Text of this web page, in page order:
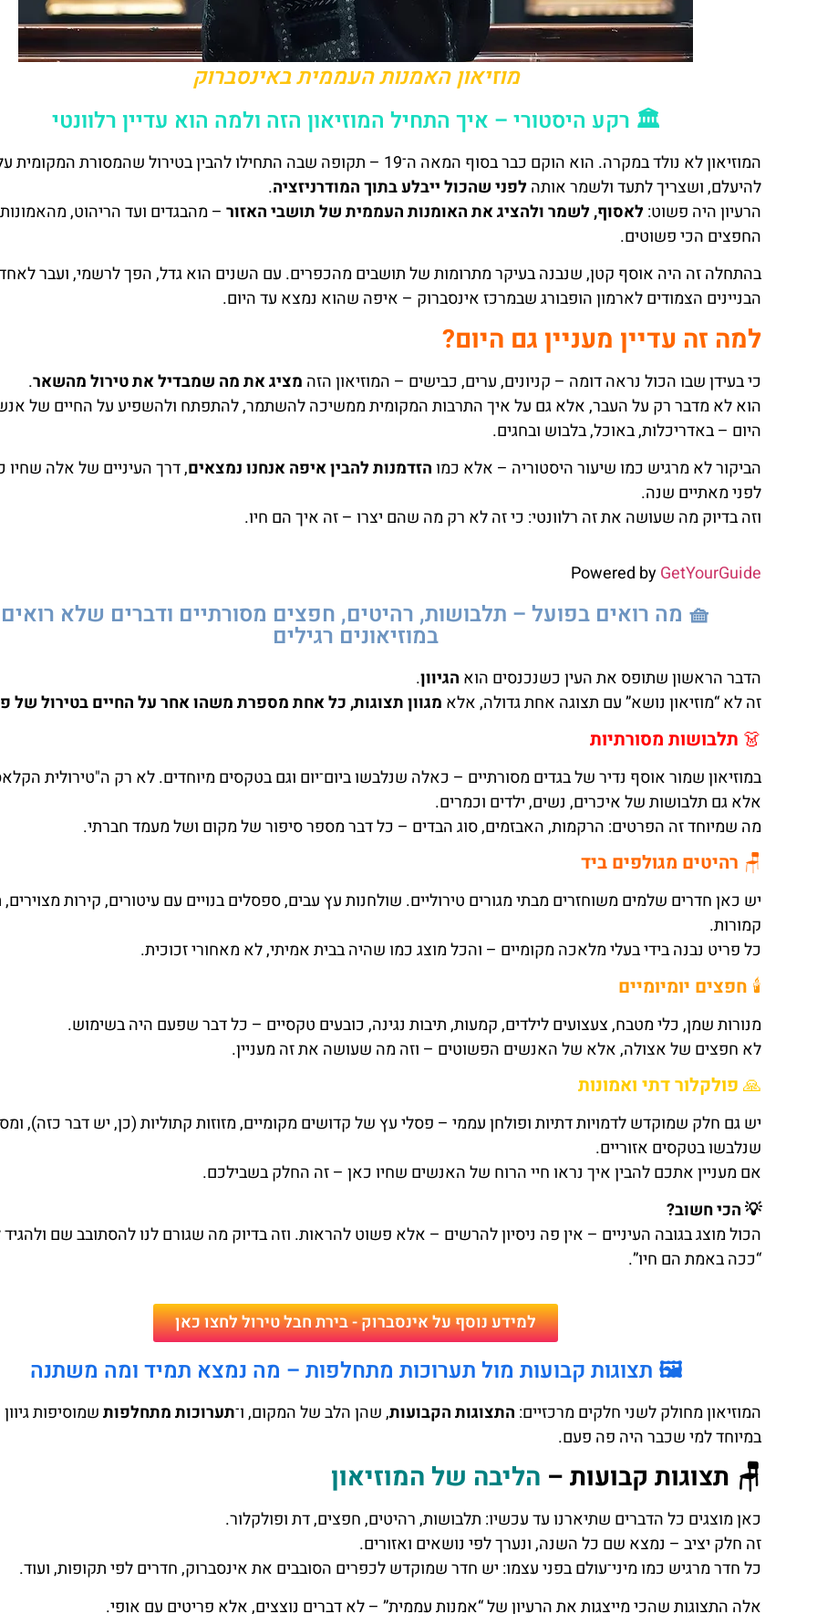
מוזיאון האמנות העממית באינסברוק
🏛️ רקע היסטורי – איך התחיל המוזיאון הזה ולמה הוא עדיין רלוונטי
המוזיאון לא נולד במקרה. הוא הוקם כבר בסוף המאה ה־19 – תקופה שבה התחילו להבין בטירול שהמסורת
להיעלם, ושצריך לתעד ולשמר אותהלפני שהכול ייבלע בתוך המודרניזציה.
הרעיון היה פשוט:לאסוף, לשמר ולהציג את האומנות העממית של תושבי האזור– מהבגדים ועד הריהוט,
החפצים הכי פשוטים.
בהתחלה זה היה אוסף קטן, שנבנה בעיקר מתרומות של תושבים מהכפרים. עם השנים הוא גדל, הפך לרשמי, ועבר
הבניינים הצמודים לארמון הופבורג שבמרכז אינסברוק – איפה שהוא נמצא עד היום.
למה זה עדיין מעניין גם היום?
כי בעידן שבו הכול נראה דומה – קניונים, ערים, כבישים – המוזיאון הזה מציג את מה שמבדיל את טירול מהשאר.
הוא לא מדבר רק על העבר, אלא גם על איך התרבות המקומית ממשיכה להשתמר, להתפתח ולהשפיע על החיים של
היום – באדריכלות, באוכל, בלבוש ובחגים.
הביקור לא מרגיש כמו שיעור היסטוריה – אלא כמוהזדמנות להבין איפה אנחנו נמצאים, דרך העיניים של אלה שחיו
לפני מאתיים שנה.
וזה בדיוק מה שעושה את זה רלוונטי: כי זה לא רק מה שהם יצרו – זה איך הם חיו.
Powered byGetYourGuide
🧺 מה רואים בפועל – תלבושות, רהיטים, חפצים מסורתיים ודברים שלא רואים
במוזיאונים רגילים
הדבר הראשון שתופס את העין כשנכנסים הוא הגיוון.
זה לא “מוזיאון נושא” עם תצוגה אחת גדולה, אלא מגוון תצוגות, כל אחת מספרת משהו אחר על החיים בטירול של
👗 תלבושות מסורתיות
במוזיאון שמור אוסף נדיר של בגדים מסורתיים – כאלה שנלבשו ביום־יום וגם בטקסים מיוחדים. לא רק ה"טירולית
אלא גם תלבושות של איכרים, נשים, ילדים וכמרים.
מה שמיוחד זה הפרטים: הרקמות, האבזמים, סוג הבדים – כל דבר מספר סיפור של מקום ושל מעמד חברתי.
🪑 רהיטים מגולפים ביד
יש כאן חדרים שלמים משוחזרים מבתי מגורים טירוליים. שולחנות עץ עבים, ספסלים בנויים עם עיטורים, קירות
קמורות.
כל פריט נבנה בידי בעלי מלאכה מקומיים – והכל מוצג כמו שהיה בבית אמיתי, לא מאחורי זכוכית.
🕯️ חפצים יומיומיים
מנורות שמן, כלי מטבח, צעצועים לילדים, קמעות, תיבות נגינה, כובעים טקסיים – כל דבר שפעם היה בשימוש.
לא חפצים של אצולה, אלא של האנשים הפשוטים – וזה מה שעושה את זה מעניין.
🙏 פולקלור דתי ואמונות
יש גם חלק שמוקדש לדמויות דתיות ופולחן עממי – פסלי עץ של קדושים מקומיים, מזוזות קתוליות (כן, יש דבר כזה),
שנלבשו בטקסים אזוריים.
אם מעניין אתכם להבין איך נראו חיי הרוח של האנשים שחיו כאן – זה החלק בשבילכם.
💡 הכי חשוב?
הכול מוצג בגובה העיניים – אין פה ניסיון להרשים – אלא פשוט להראות. וזה בדיוק מה שגורם לנו להסתובב שם
“ככה באמת הם חיו”.
למידע נוסף על אינסברוק - בירת חבל טירול לחצו כאן
🖼️ תצוגות קבועות מול תערוכות מתחלפות – מה נמצא תמיד ומה משתנה
המוזיאון מחולק לשני חלקים מרכזיים: התצוגות הקבועות, שהן הלב של המקום, ו־תערוכות מתחלפותשמוסיפות גיוון
במיוחד למי שכבר היה פה פעם.
🪑 תצוגות קבועות – הליבה של המוזיאון
כאן מוצגים כל הדברים שתיארנו עד עכשיו: תלבושות, רהיטים, חפצים, דת ופולקלור.
זה חלק יציב – נמצא שם כל השנה, ונערך לפי נושאים ואזורים.
כל חדר מרגיש כמו מיני־עולם בפני עצמו: יש חדר שמוקדש לכפרים הסובבים את אינסברוק, חדרים לפי תקופות, ועוד.
אלה התצוגות שהכי מייצגות את הרעיון של “אמנות עממית” – לא דברים נוצצים, אלא פריטים עם אופי.